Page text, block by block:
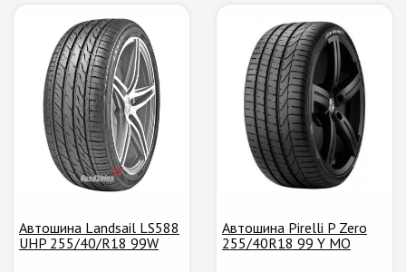
Автошина Landsail LS588
UHP 255/40/R18 99W
Автошина Pirelli P Zero
255/40R18 99 Y МО